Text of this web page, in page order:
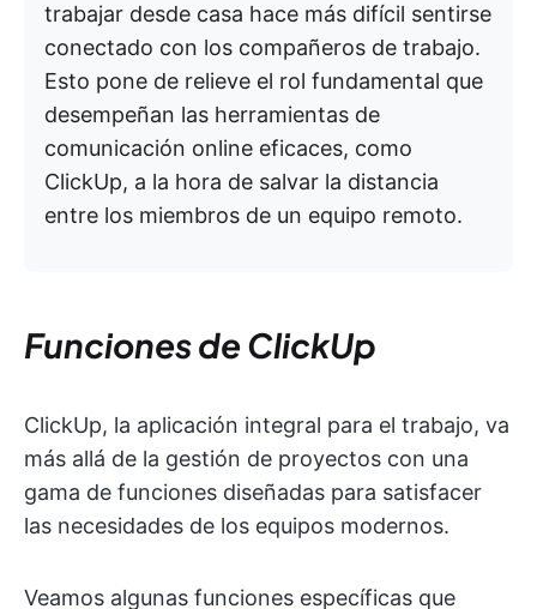
trabajar desde casa hace más difícil sentirse
conectado con los compañeros de trabajo.
Esto pone de relieve el rol fundamental que
desempeñan las herramientas de
comunicación online eficaces, como
ClickUp, a la hora de salvar la distancia
entre los miembros de un equipo remoto.
Funciones de ClickUp
ClickUp, la aplicación integral para el trabajo, va
más allá de la gestión de proyectos con una
gama de funciones diseñadas para satisfacer
las necesidades de los equipos modernos.
Veamos algunas funciones específicas que